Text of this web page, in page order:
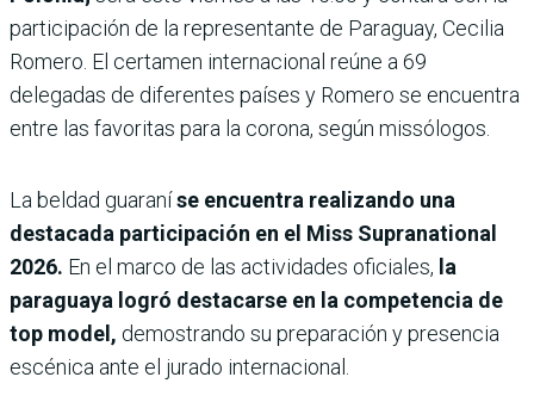
participación de la representante de Paraguay, Cecilia
Romero. El certamen internacional reúne a 69
delegadas de diferentes países y Romero se encuentra
entre las favoritas para la corona, según missólogos.
La beldad guaraníse encuentra realizando una
destacada participación en el Miss Supranational
2026. En el marco de las actividades oficiales, la
paraguaya logró destacarse en la competencia de
top model, demostrando su preparación y presencia
escénica ante el jurado internacional.